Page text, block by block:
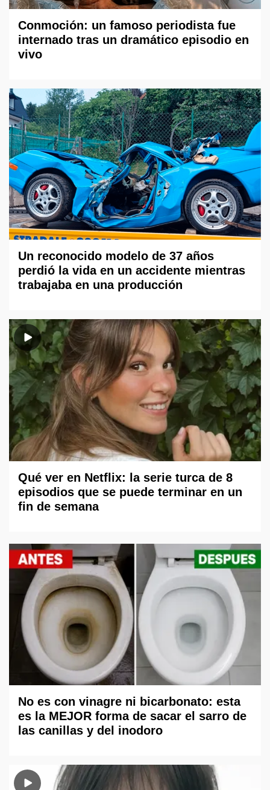
Conmoción: un famoso periodista fue
internado tras un dramático episodio en
vivo
Un reconocido modelo de 37 años
perdió la vida en un accidente mientras
trabajaba en una producción
Qué ver en Netflix: la serie turca de 8
episodios que se puede terminar en un
fin de semana
No es con vinagre ni bicarbonato: esta
es la MEJOR forma de sacar el sarro de
las canillas y del inodoro